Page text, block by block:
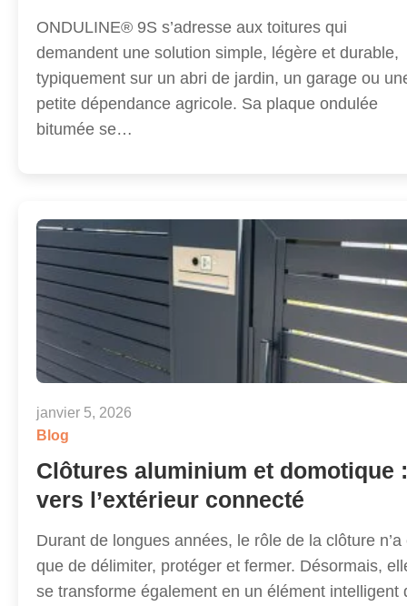
ONDULINE® 9S s’adresse aux toitures qui
demandent une solution simple, légère et durable,
typiquement sur un abri de jardin, un garage ou
petite dépendance agricole. Sa plaque ondulée
bitumée se…
janvier 5, 2026
Blog
Clôtures aluminium et domotique :
vers l’extérieur connecté
Durant de longues années, le rôle de la clôture n’a
que de délimiter, protéger et fermer. Désormais,
se transforme également en un élément intelligent